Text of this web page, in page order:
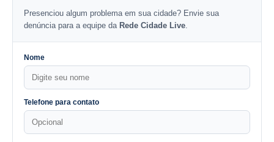
Presenciou algum problema em sua cidade? Envie sua
denúncia para a equipe da Rede Cidade Live.
Nome
Telefone para contato